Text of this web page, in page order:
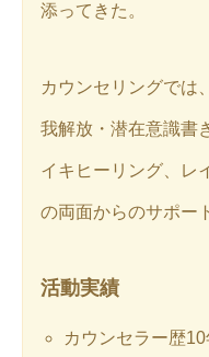
添ってきた。
カウンセリングでは
我解放・潜在意識書
イキヒーリング、レ
の両面からのサポー
活動実績
カウンセラー歴10